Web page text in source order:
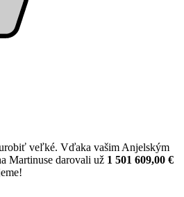
veľké. Vďaka vašim Anjelským
Martinuse darovali už 1 501 609,00 €